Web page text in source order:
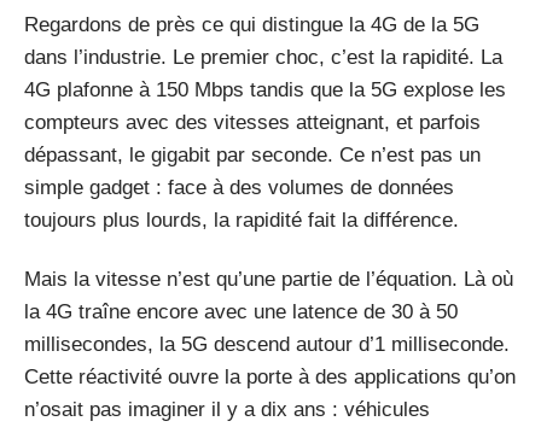
Regardons de près ce qui distingue la 4G de la 5G
dans l’industrie. Le premier choc, c’est la rapidité. La
4G plafonne à 150 Mbps tandis que la 5G explose les
compteurs avec des vitesses atteignant, et parfois
dépassant, le gigabit par seconde. Ce n’est pas un
simple gadget : face à des volumes de données
toujours plus lourds, la rapidité fait la différence.
Mais la vitesse n’est qu’une partie de l’équation. Là où
la 4G traîne encore avec une latence de 30 à 50
millisecondes, la 5G descend autour d’1 milliseconde.
Cette réactivité ouvre la porte à des applications qu’on
n’osait pas imaginer il y a dix ans : véhicules